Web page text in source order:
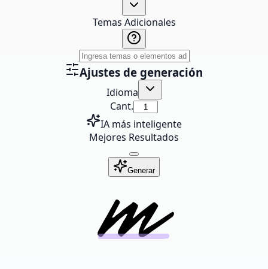
Temas Adicionales
Ajustes de generación
Idioma
Cant.
IA más inteligente
Mejores Resultados
Generar